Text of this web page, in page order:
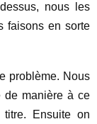
nous les
faisons en sorte
problème. Nous
de manière à ce
Ensuite on